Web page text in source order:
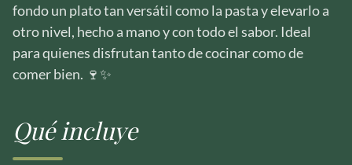
fondo un plato tan versátil como la pasta y elevarlo a
otro nivel, hecho a mano y con todo el sabor. Ideal
para quienes disfrutan tanto de cocinar como de
comer bien. 🍷✨
Qué incluye